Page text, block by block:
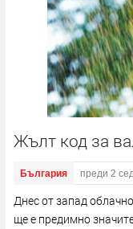
Жълт код за
България преди 2
Днес от запад
ще е предимно